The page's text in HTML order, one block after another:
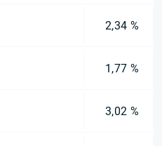
2,34 %
1,77 %
3,02 %